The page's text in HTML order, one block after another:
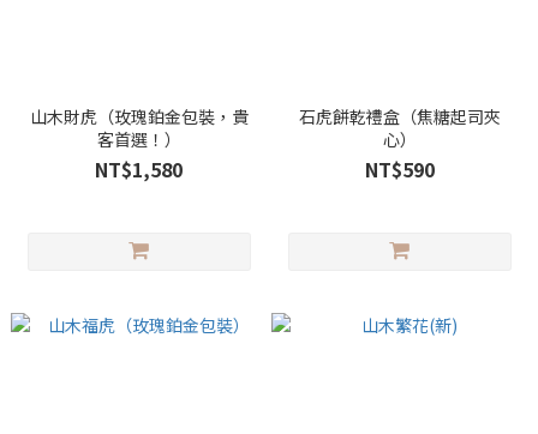
山木財虎（玫瑰鉑金包裝，貴
客首選！）
NT$1,580
石虎餅乾禮盒（焦糖起司夾
心）
NT$590